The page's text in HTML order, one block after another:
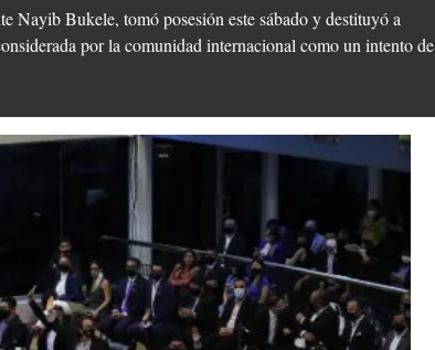
Nayib Bukele, tomó posesión este sábado y destituyó a
por la comunidad internacional como un intento de